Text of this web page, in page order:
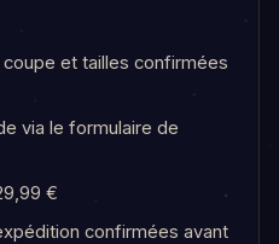
et tailles confirmées
via le formulaire de
€
confirmées avant